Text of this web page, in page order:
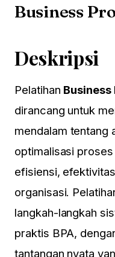
Business
Deskripsi
Pelatihan Business
dirancang untuk
mendalam tentang
optimalisasi
efisiensi,
organisasi.
langkah-langkah
praktis BPA,
tantangan nyata